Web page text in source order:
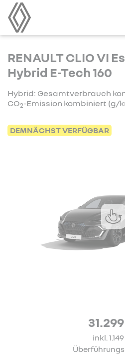
RENAULT CLIO VI
Hybrid E-Tech 160
Hybrid: Gesamtverbrauch
CO2-Emission kombiniert (g/
DEMNÄCHST VERFÜGBAR
inkl.